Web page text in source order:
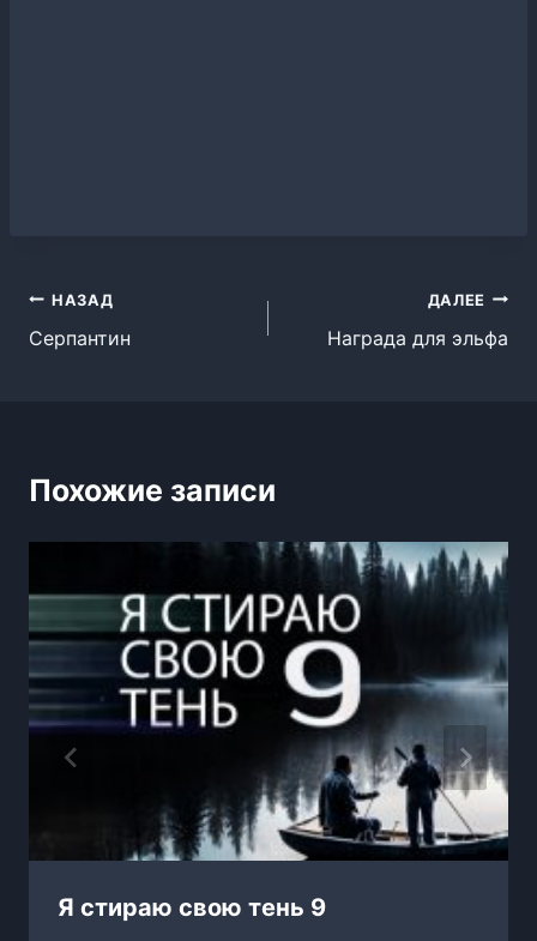
Навигация
по
НАЗАД
Серпантин
ДАЛЕЕ
Награда для эльфа
Похожие записи
Я стираю свою тень 9